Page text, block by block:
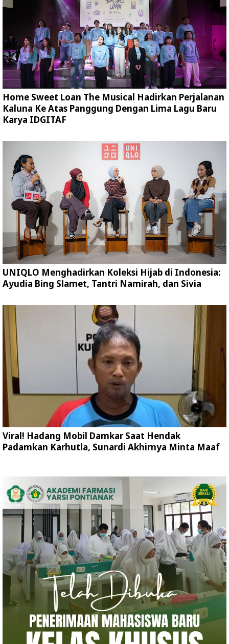
Home Sweet Loan The Musical Hadirkan Perjalanan
Kaluna Ke Atas Panggung Dengan Lima Lagu Baru
Karya IDGITAF
UNIQLO Menghadirkan Koleksi Hijab di Indonesia:
Ayudia Bing Slamet, Tantri Namirah, dan Sivia
Viral! Hadang Mobil Damkar Saat Hendak
Padamkan Karhutla, Sunardi Akhirnya Minta Maaf